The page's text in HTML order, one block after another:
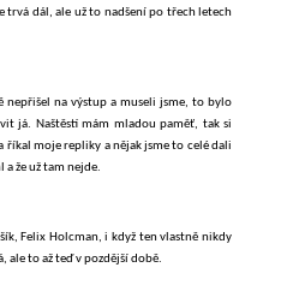
trvá dál, ale už to nadšení po třech letech
nepřišel na výstup a museli jsme, to bylo
já. Naštěstí mám mladou paměť, tak si
moje repliky a nějak jsme to celé dali
a že už tam nejde.
Felix Holcman, i když ten vlastně nikdy
ale to až teď v pozdější době.